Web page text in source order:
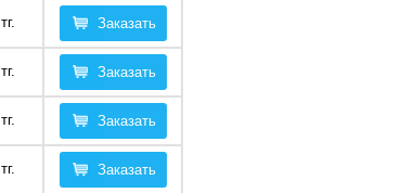
тг. Заказать
тг. Заказать
тг. Заказать
тг. Заказать